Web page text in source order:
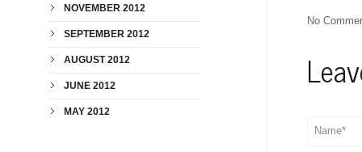
No
NOVEMBER 2012
SEPTEMBER 2012
AUGUST 2012
JUNE 2012
MAY 2012